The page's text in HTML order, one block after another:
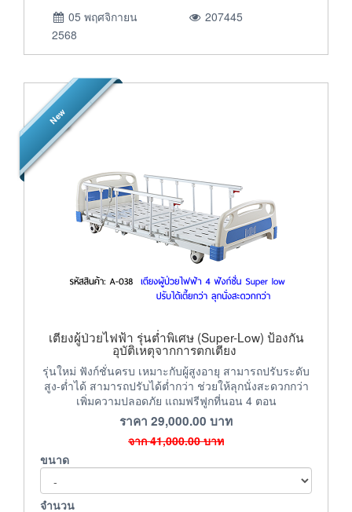
05 พฤศจิกายน
2568
207445
New
เตียงผู้ป่วยไฟฟ้า รุ่นต่ำพิเศษ (Super-Low) ป้องกัน
อุบัติเหตุจากการตกเตียง
รุ่นใหม่ ฟังก์ชั่นครบ เหมาะกับผู้สูงอายุ สามารถปรับระดับ
สูง-ต่ำได้ สามารถปรับได้ต่ำกว่า ช่วยให้ลุกนั่งสะดวกกว่า
เพิ่มความปลอดภัย แถมฟรีฟูกที่นอน 4 ตอน
ราคา 29,000.00 บาท
จาก41,000.00บาท
ขนาด
จำนวน